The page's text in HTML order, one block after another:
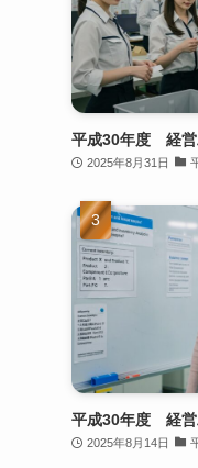
平成30年度 経
2025年8月31日
平成30年度 経
2025年8月14日